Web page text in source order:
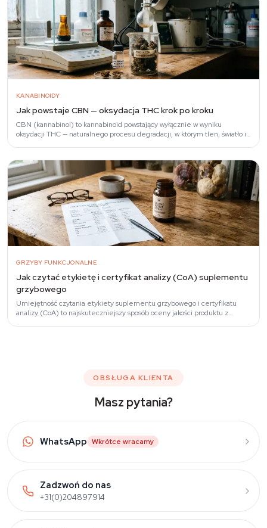
KANABINOIDY
Jak powstaje CBN — oksydacja THC krok po kroku
CBN (kannabinol) to kannabinoid powstający wyłącznie w wyniku
oksydacji THC — naturalnego procesu degradacji, w którym tlen, światło i
GRZYBY FUNKCJONALNE
Jak czytać etykietę i certyfikat analizy (CoA) suplementu
grzybowego
Umiejętność czytania etykiety suplementu grzybowego i certyfikatu
analizy (CoA) to najskuteczniejszy sposób oceny jakości produktu z
OBSŁUGA KLIENTA
Masz pytania?
WhatsApp Wkrótce wracamy
Zadzwoń do nas
+31(0)204897914